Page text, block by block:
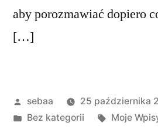
aby porozmawiać dopiero
[…]
Posted
by
sebaa
25 października
Posted
Bez kategorii Tagi:
Moje